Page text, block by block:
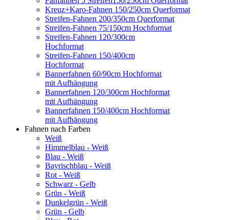
Kreuz+Karo-Fahnen 150/250cm Querformat
Streifen-Fahnen 200/350cm Querformat
Streifen-Fahnen 75/150cm Hochformat
Streifen-Fahnen 120/300cm
Hochformat
Streifen-Fahnen 150/400cm
Hochformat
Bannerfahnen 60/90cm Hochformat
mit Aufhängung
Bannerfahnen 120/300cm Hochformat
mit Aufhängung
Bannerfahnen 150/400cm Hochformat
mit Aufhängung
Fahnen nach Farben
Weiß
Himmelblau - Weiß
Blau - Weiß
Bayrischblau - Weiß
Rot - Weiß
Schwarz - Gelb
Grün - Weiß
Dunkelgrün - Weiß
Grün - Gelb